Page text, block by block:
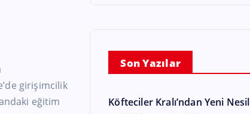
girişimcilik
eğitim
Son Yazılar
Köfteciler Kralı’ndan Yeni Nesil